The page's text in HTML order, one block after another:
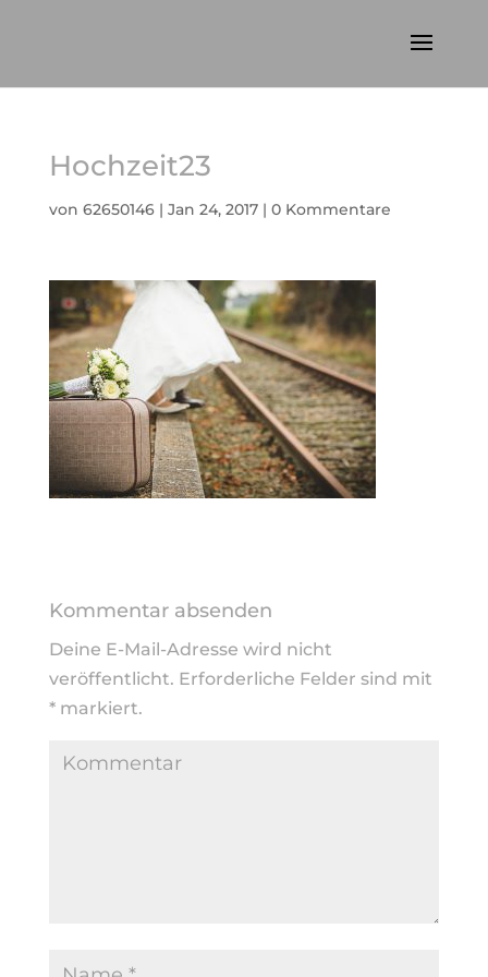
Hochzeit23
von 62650146| Jan 24, 2017| 0 Kommentare
Kommentar absenden
Deine E-Mail-Adresse wird nicht
veröffentlicht. Erforderliche Felder sind mit
*markiert.